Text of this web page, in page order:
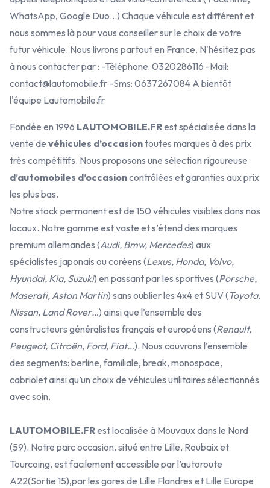
WhatsApp, Google Duo...) Chaque véhicule est différent et
nous sommes là pour vous conseiller sur le choix de votre
futur véhicule. Nous livrons partout en France. N'hésitez pas
à nous contacter par : -Téléphone: 0320286116 -Mail:
contact@lautomobile.fr -Sms: 0637267084 A bientôt
l'équipe Lautomobile.fr
Fondée en 1996 LAUTOMOBILE.FRest spécialisée dans la
vente de véhicules d’occasiontoutes marques à des prix
très compétitifs. Nous proposons une sélection rigoureuse
d’automobiles d’occasioncontrôlées et garanties aux prix
les plus bas.
Notre stock permanent est de 150 véhicules visibles dans nos
locaux. Notre gamme est vaste et s’étend des marques
premium allemandes (Audi, Bmw, Mercedes) aux
spécialistes japonais ou coréens (Lexus, Honda, Volvo,
Hyundai, Kia, Suzuki) en passant par les sportives (Porsche,
Maserati, Aston Martin) sans oublier les 4x4 et SUV (Toyota,
Nissan, Land Rover…) ainsi que l’ensemble des
constructeurs généralistes français et européens (Renault,
Peugeot, Citroën, Ford, Fiat…). Nous couvrons l’ensemble
des segments: berline, familiale, break, monospace,
cabriolet ainsi qu’un choix de véhicules utilitaires sélectionnés
avec soin.
LAUTOMOBILE.FRest localisée à Mouvaux dans le Nord
(59). Notre parc occasion, situé entre Lille, Roubaix et
Tourcoing, est facilement accessible par l’autoroute
A22(Sortie 15),par les gares de Lille Flandres et Lille Europe